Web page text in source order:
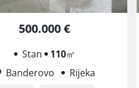
500.000 €
Stan 110㎡
Banderovo
Rijeka